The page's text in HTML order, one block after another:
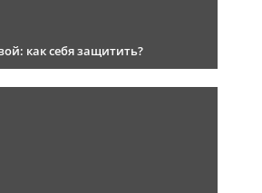
как себя защитить?